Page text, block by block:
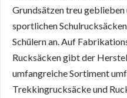
Grundsätzen treu
sportlichen
Schülern an. Auf
Rucksäcken gibt der
umfangreiche Sortiment
Trekkingrucksäcke und